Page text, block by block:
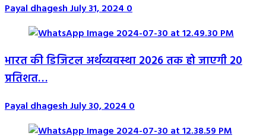
Payal dhageshJuly 31, 20240
भारत की डिजिटल अर्थव्यवस्था 2026 तक हो जाएगी 20
प्रतिशत…
Payal dhageshJuly 30, 20240